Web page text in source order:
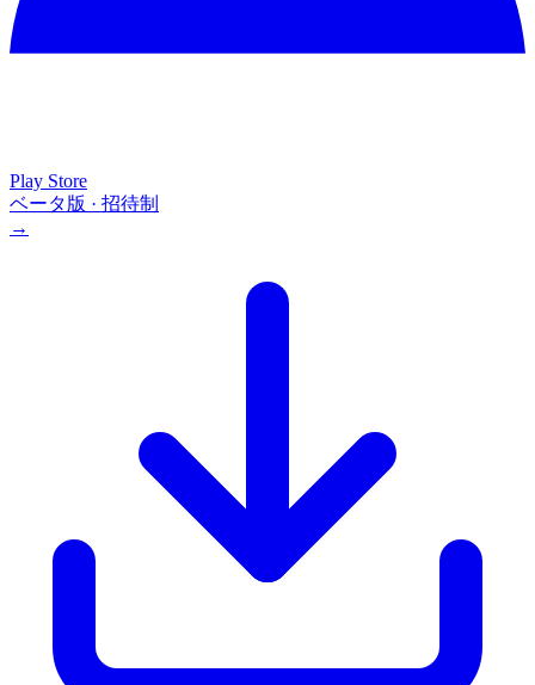
Play Store
ベータ版 · 招待制
→